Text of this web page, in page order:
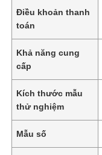
Điều khoản thanh
toán
Khả năng cung
cấp
Kích thước mẫu
thử nghiệm
Mẫu số